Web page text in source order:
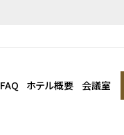
FAQ ホテル概要 会議室